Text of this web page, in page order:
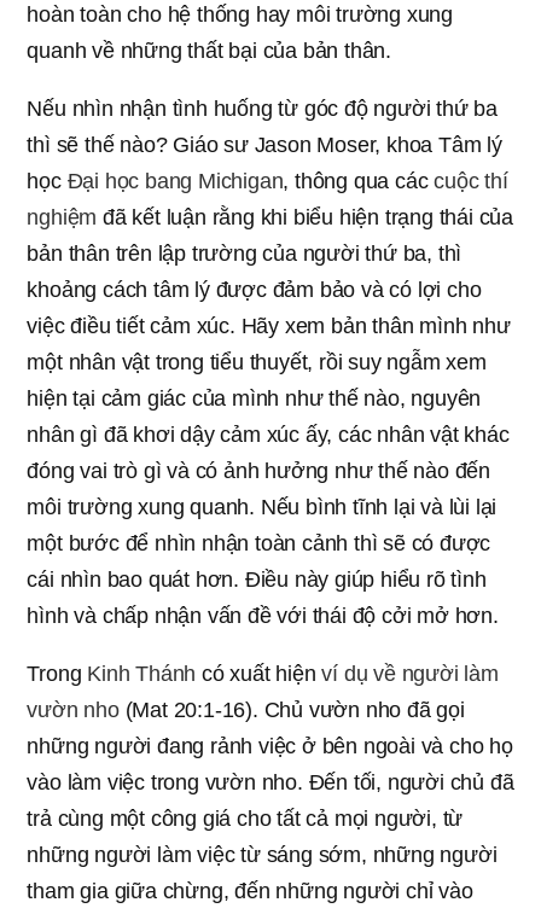
hoàn toàn cho hệ thống hay môi trường xung
quanh về những thất bại của bản thân.
Nếu nhìn nhận tình huống từ góc độ người thứ ba
thì sẽ thế nào? Giáo sư Jason Moser, khoa Tâm lý
học Đại học bang Michigan, thông qua cáccuộc thí
nghiệm đã kết luận rằng khi biểu hiện trạng thái của
bản thân trên lập trường của người thứ ba, thì
khoảng cách tâm lý được đảm bảo và có lợi cho
việc điều tiết cảm xúc. Hãy xem bản thân mình như
một nhân vật trong tiểu thuyết, rồi suy ngẫm xem
hiện tại cảm giác của mình như thế nào, nguyên
nhân gì đã khơi dậy cảm xúc ấy, các nhân vật khác
đóng vai trò gì và có ảnh hưởng như thế nào đến
môi trường xung quanh. Nếu bình tĩnh lại và lùi lại
một bước để nhìn nhận toàn cảnh thì sẽ có được
cái nhìn bao quát hơn. Điều này giúp hiểu rõ tình
hình và chấp nhận vấn đề với thái độ cởi mở hơn.
Trong Kinh Thánh có xuất hiệnví dụ về người làm
vườn nho(Mat 20:1-16). Chủ vườn nho đã gọi
những người đang rảnh việc ở bên ngoài và cho họ
vào làm việc trong vườn nho. Đến tối, người chủ đã
trả cùng một công giá cho tất cả mọi người, từ
những người làm việc từ sáng sớm, những người
tham gia giữa chừng, đến những người chỉ vào